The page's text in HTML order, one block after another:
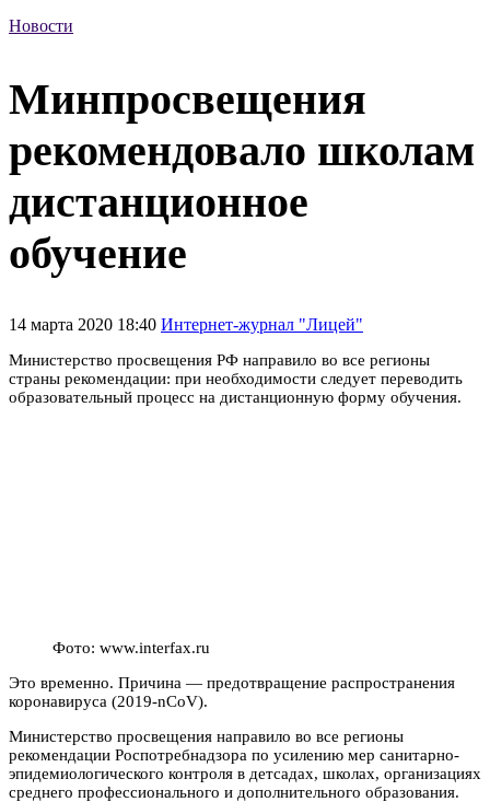
Новости
Минпросвещения
рекомендовало школам
дистанционное
обучение
14 марта 2020 18:40 Интернет-журнал "Лицей"
Министерство просвещения РФ направило во все регионы
страны рекомендации: при необходимости следует переводить
образовательный процесс на дистанционную форму обучения.
Фото: www.interfax.ru
Это временно. Причина — предотвращение распространения
коронавируса (2019-nCoV).
Министерство просвещения направило во все регионы
рекомендации Роспотребнадзора по усилению мер санитарно-
эпидемиологического контроля в детсадах, школах, организациях
среднего профессионального и дополнительного образования.